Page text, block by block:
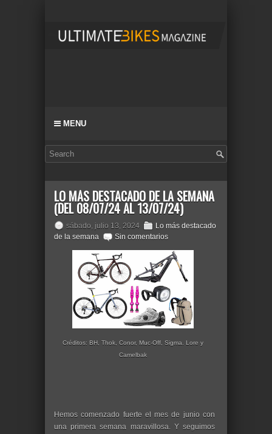
MENU
LO MÁS DESTACADO DE LA SEMANA
(DEL 08/07/24 AL 13/07/24)
sábado, julio 13, 2024
Lo más destacado
de la semana
Sin comentarios
Créditos: BH, Thok, Conor, Muc-Off, Sigma. Lore y
Camelbak
Hemos comenzado fuerte el mes de junio con
una primera semana maravillosa. Y seguimos